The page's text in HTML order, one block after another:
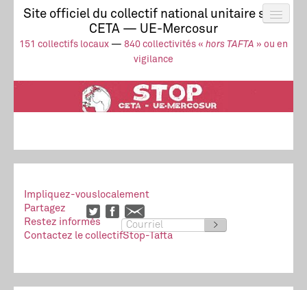
Site officiel du collectif national unitaire stop
CETA — UE-Mercosur
151 collectifs locaux — 840 collectivités « hors TAFTA » ou en
vigilance
Actus
UE-Mercosur
Stop à l’impunité !
TAFTA
CETA
Collectif
Impliquez-vouslocalement
Partagez
Restez informés
>
Contactez le collectifStop-Tafta